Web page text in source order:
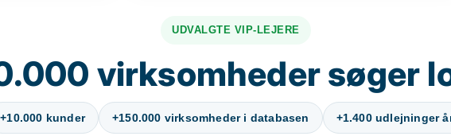
UDVALGTE VIP-LEJERE
virksomheder søger
+10.000 kunder +150.000 virksomheder i databasen +1.400 udlejninger